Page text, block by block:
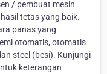
/ pembuat mesin
tetas yang baik.
panas yang
otomatis, otomatis
steel (besi). Kunjungi
keterangan